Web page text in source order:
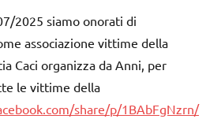
2025 siamo onorati di
associazione vittime della
Caci organizza da Anni, per
le vittime della
share/p/1BAbFgNzrn/